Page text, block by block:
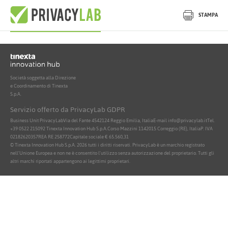
STAMPA
Nessun documento attivo trovato
Società soggetta alla Direzione
e Coordinamento di Tinexta
S.p.A.
Servizio offerto da PrivacyLab GDPR
Business Unit PrivacyLabVia del Fante 4542124 Reggio Emilia, ItaliaE-mail info@privacylab.itTel.
+39 0522 215092Tinexta Innovation Hub S.p.A.Corso Mazzini 1142015 Correggio (RE), ItaliaP. IVA
02182620357REA RE 258772Capitale sociale € 65.560,31
© Tinexta Innovation Hub S.p.A. 2026 tutti i diritti riservati. PrivacyLab è un marchio registrato
nell'Unione Europea e non ne è consentito l'utilizzo senza autorizzazione del proprietario. Tutti gli
altri marchi riportati appartengono ai legittimi proprietari.